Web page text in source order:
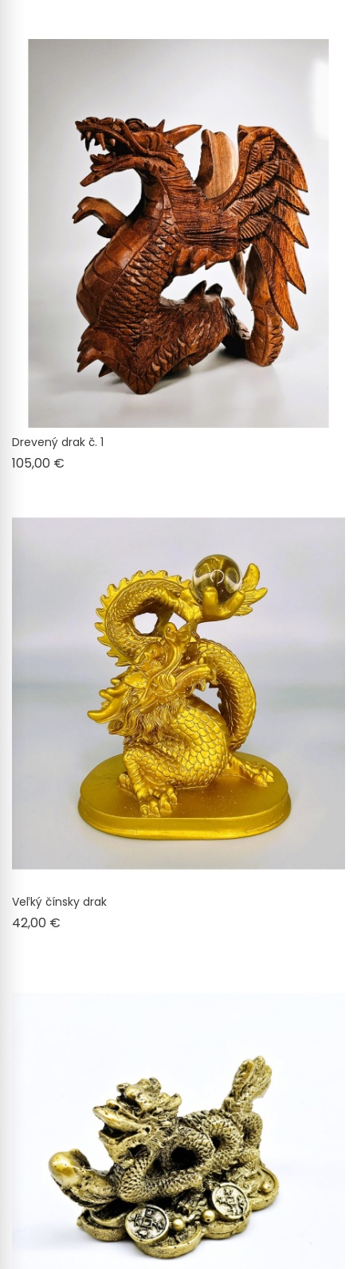
Drevený drak č. 1
105,00 €
Veľký čínsky drak
42,00 €